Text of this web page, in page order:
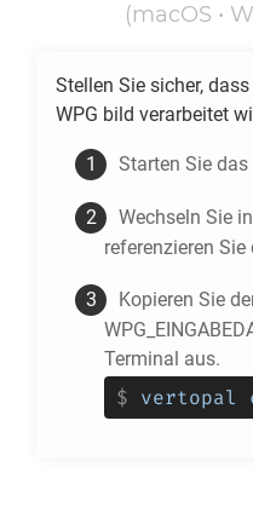
(macOS •
Stellen Sie sicher, dass
WPG bild verarbeitet
Starten Sie
Wechseln Sie
referenzieren
Kopieren Sie
Terminal aus.
$ vertopal